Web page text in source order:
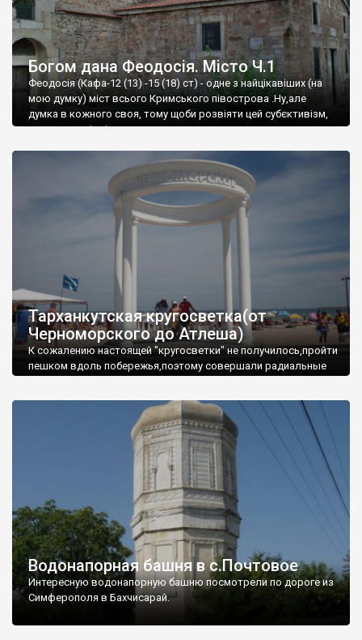
Богом дана Феодосія. Місто Ч.1
Феодосія (Кафа-12 (13) -15 (18) ст) - одне з найцікавіших (на
мою думку) міст всього Кримського півострова .Ну,але
думка в кожного своя, тому щоби розвіяти цей субєктивізм,
запрошую відвідати це
Тарханкутская кругосветка(от
Черноморского до Атлеша)
К сожалению настоящей "кругосветки" не получилось,пройти
пешком вдоль побережья,поэтому совершали радиальные
Водонапорная башня в с.Почтовое
Интересную водонапорную башню посмотрели по дороге из
Симферополя в Бахчисарай.